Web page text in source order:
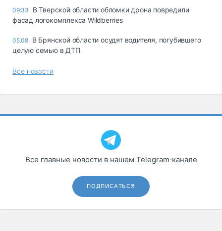
09:33
В Тверской области обломки дрона повредили
фасад логокомплекса Wildberries
05.08 В Брянской области осудят водителя, погубившего
целую семью в ДТП
Все новости
Все главные новости в нашем Telegram‑канале
ПОДПИСАТЬСЯ